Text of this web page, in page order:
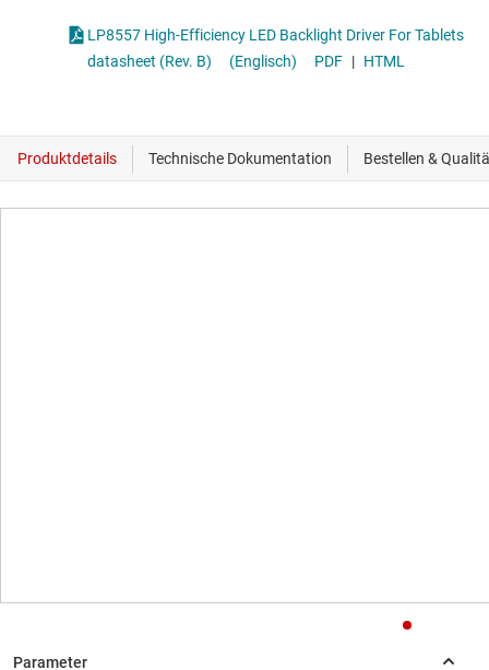
LP8557 High-Efficiency LED Backlight Driver For Tablets
datasheet (Rev. B)
(Englisch) PDF | HTML